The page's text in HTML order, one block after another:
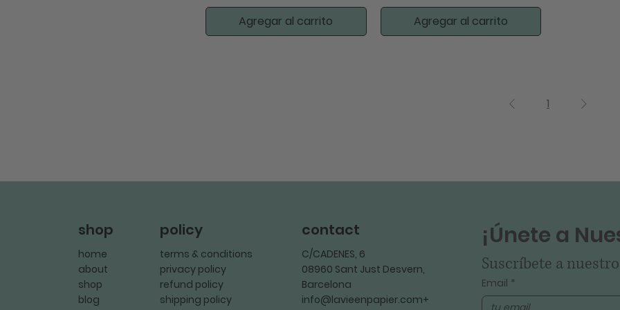
Agregar al carrito Agregar al carrito
1
shop
home
about
shop
blog
policy
terms & conditions
privacy policy
refund policy
shipping policy
contact
C/CADENES, 6
08960 Sant Just Desvern,
Barcelona
info@lavieenpapier.com+
¡Únete a
Suscríbete a
Email *